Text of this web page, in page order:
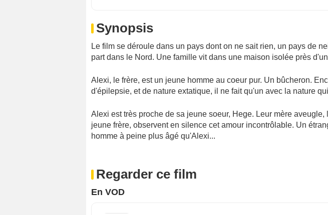
Synopsis
Le film se déroule dans un pays dont on ne sait rien, un pays de
part dans le Nord. Une famille vit dans une maison isolée près
Alexi, le frère, est un jeune homme au coeur pur. Un bûcheron.
d'épilepsie, et de nature extatique, il ne fait qu'un avec la nature
Alexi est très proche de sa jeune soeur, Hege. Leur mère aveugle,
jeune frère, observent en silence cet amour incontrôlable. Un
homme à peine plus âgé qu'Alexi...
Regarder ce film
En VOD